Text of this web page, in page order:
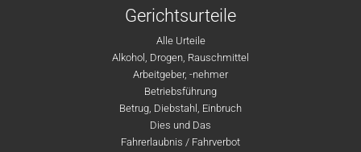
Gerichtsurteile
Alle Urteile
Alkohol, Drogen, Rauschmittel
Arbeitgeber, -nehmer
Betriebsführung
Betrug, Diebstahl, Einbruch
Dies und Das
Fahrerlaubnis / Fahrverbot